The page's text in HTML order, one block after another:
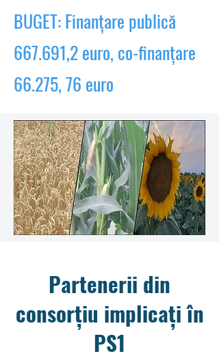
BUGET: Finanțare publică
667.691,2 euro, co-finanțare
66.275, 76 euro
Partenerii din
consorțiu implicați în
PS1